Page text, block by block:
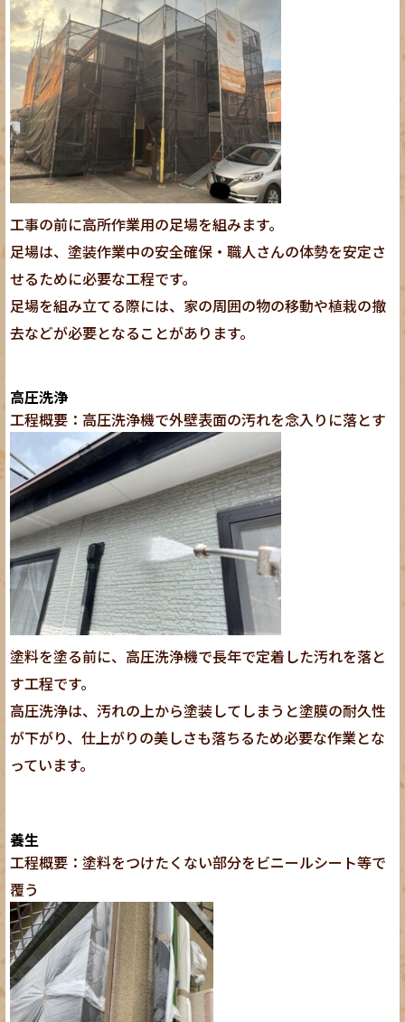
工事の前に高所作業用の足場を組みます。
足場は、塗装作業中の安全確保・職人さんの体勢を安定さ
せるために必要な工程です。
足場を組み立てる際には、家の周囲の物の移動や植栽の撤
去などが必要となることがあります。
高圧洗浄
工程概要：高圧洗浄機で外壁表面の汚れを念入りに落とす
塗料を塗る前に、高圧洗浄機で長年で定着した汚れを落と
す工程です。
高圧洗浄は、汚れの上から塗装してしまうと塗膜の耐久性
が下がり、仕上がりの美しさも落ちるため必要な作業とな
っています。
養生
工程概要：塗料をつけたくない部分をビニールシート等で
覆う